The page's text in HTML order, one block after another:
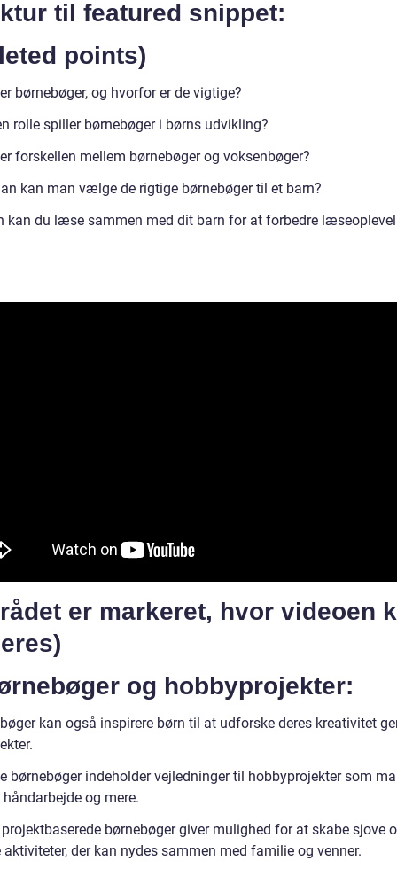
til featured snippet:
points)
børnebøger, og hvorfor er de vigtige?
rolle spiller børnebøger i børns udvikling?
forskellen mellem børnebøger og voksenbøger?
kan man vælge de rigtige børnebøger til et barn?
kan du læse sammen med dit barn for at forbedre
er markeret, hvor videoen
og hobbyprojekter:
kan også inspirere børn til at udforske deres kreativitet
børnebøger indeholder vejledninger til hobbyprojekter som
og mere.
børnebøger giver mulighed for at skabe sjove
der kan nydes sammen med familie og venner.